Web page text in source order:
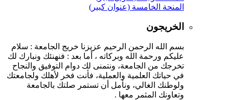
المنحة الخامسة (عنوان كبير)
الخريجون
بسم الله الرحمن الرحيم عزيزنا خريج الجامعة : سلام
عليكم ورحمة الله وبركاته ، أما بعد : فنهنئك ونبارك لك
تخرجك من الجامعة، ونتمنى لك دوام التوفيق والنجاح
في حياتك العلمية والعملية، فأنت فخر لأهلك ولجامعتك
ولوطنك الغالي، ونأمل أن تستمر صلتك بالجامعة
وتعاونك المثمر معها .